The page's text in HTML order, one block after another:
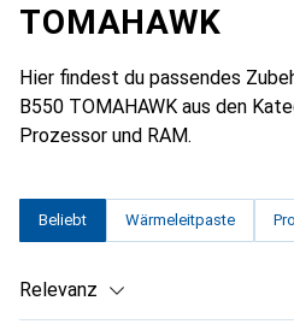
TOMAHAWK
Hier findest du passendes
B550 TOMAHAWK aus den
Prozessor und RAM.
Beliebt Wärmeleitpaste
Relevanz